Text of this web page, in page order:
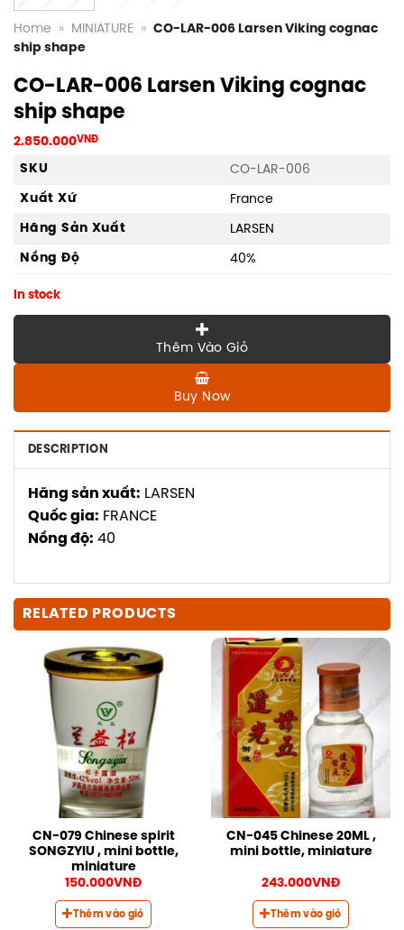
Home » MINIATURE » CO-LAR-006 Larsen Viking cognac
ship shape
CO-LAR-006 Larsen Viking cognac
ship shape
2.850.000VNĐ
SKU
CO-LAR-006
Xuất Xứ
France
Hãng Sản Xuất
LARSEN
Nồng Độ
40%
In stock
Thêm Vào Giỏ
Buy Now
DESCRIPTION
Hãng sản xuất: LARSEN
Quốc gia: FRANCE
Nồng độ: 40
RELATED PRODUCTS
CN-079 Chinese spirit
SONGZYIU , mini bottle,
miniature
150.000VNĐ
Thêm vào giỏ
CN-045 Chinese 20ML ,
mini bottle, miniature
243.000VNĐ
Thêm vào giỏ